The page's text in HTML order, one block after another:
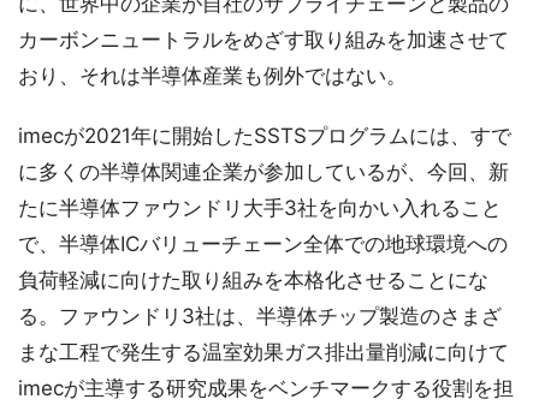
カーボンニュートラルをめざす取り組みを加速させて
おり、それは半導体産業も例外ではない。
imecが2021年に開始したSSTSプログラムには、すで
に多くの半導体関連企業が参加しているが、今回、新
たに半導体ファウンドリ大手3社を向かい入れること
で、半導体ICバリューチェーン全体での地球環境への
負荷軽減に向けた取り組みを本格化させることにな
る。ファウンドリ3社は、半導体チップ製造のさまざ
まな工程で発生する温室効果ガス排出量削減に向けて
imecが主導する研究成果をベンチマークする役割を担